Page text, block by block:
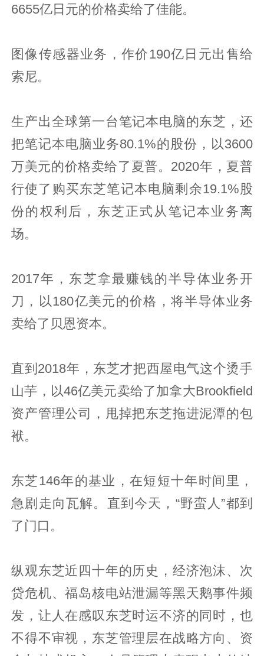
6655亿日元的价格卖给了佳能。
图像传感器业务，作价190亿日元出售给
索尼。
生产出全球第一台笔记本电脑的东芝，还
把笔记本电脑业务80.1%的股份，以3600
万美元的价格卖给了夏普。2020年，夏普
行使了购买东芝笔记本电脑剩余19.1%股
份的权利后，东芝正式从笔记本业务离
场。
2017年，东芝拿最赚钱的半导体业务开
刀，以180亿美元的价格，将半导体业务
卖给了贝恩资本。
直到2018年，东芝才把西屋电气这个烫手
山芋，以46亿美元卖给了加拿大Brookfield
资产管理公司，甩掉把东芝拖进泥潭的包
袱。
东芝146年的基业，在短短十年时间里，
急剧走向瓦解。直到今天，“野蛮人”都到
了门口。
纵观东芝近四十年的历史，经济泡沫、次
贷危机、福岛核电站泄漏等黑天鹅事件频
发，让人在感叹东芝时运不济的同时，也
不得不审视，东芝管理层在战略方向、资